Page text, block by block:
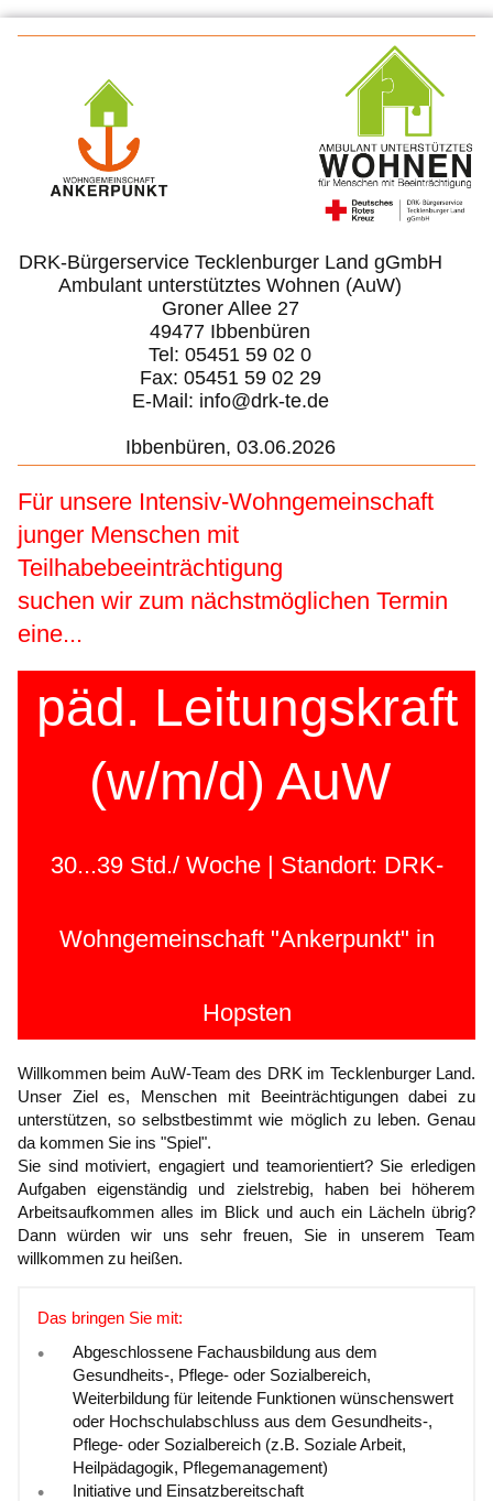
DRK-Bürgerservice Tecklenburger Land gGmbH
Ambulant unterstütztes Wohnen (AuW)
Groner Allee 27
49477 Ibbenbüren
Tel: 05451 59 02 0
Fax: 05451 59 02 29
E-Mail: info@drk-te.de
Ibbenbüren, 03.06.2026
Für unsere Intensiv-Wohngemeinschaft
junger Menschen mit
Teilhabebeeinträchtigung
suchen wir zum nächstmöglichen Termin
eine...
päd. Leitungskraft
(w/m/d) AuW
30...39 Std./ Woche | Standort: DRK-
Wohngemeinschaft "Ankerpunkt" in
Hopsten
Willkommen beim AuW-Team des DRK im Tecklenburger Land.
Unser Ziel es, Menschen mit Beeinträchtigungen dabei zu
unterstützen, so selbstbestimmt wie möglich zu leben. Genau
da kommen Sie ins "Spiel".
Sie sind motiviert, engagiert und teamorientiert? Sie erledigen
Aufgaben eigenständig und zielstrebig, haben bei höherem
Arbeitsaufkommen alles im Blick und auch ein Lächeln übrig?
Dann würden wir uns sehr freuen, Sie in unserem Team
willkommen zu heißen.
Das bringen Sie mit:
Abgeschlossene Fachausbildung aus dem
Gesundheits-, Pflege- oder Sozialbereich,
Weiterbildung für leitende Funktionen wünschenswert
oder Hochschulabschluss aus dem Gesundheits-,
Pflege- oder Sozialbereich (z.B. Soziale Arbeit,
Heilpädagogik, Pflegemanagement)
Initiative und Einsatzbereitschaft